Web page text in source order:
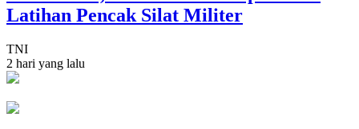
Latihan Pencak Silat Militer
TNI
2 hari yang lalu